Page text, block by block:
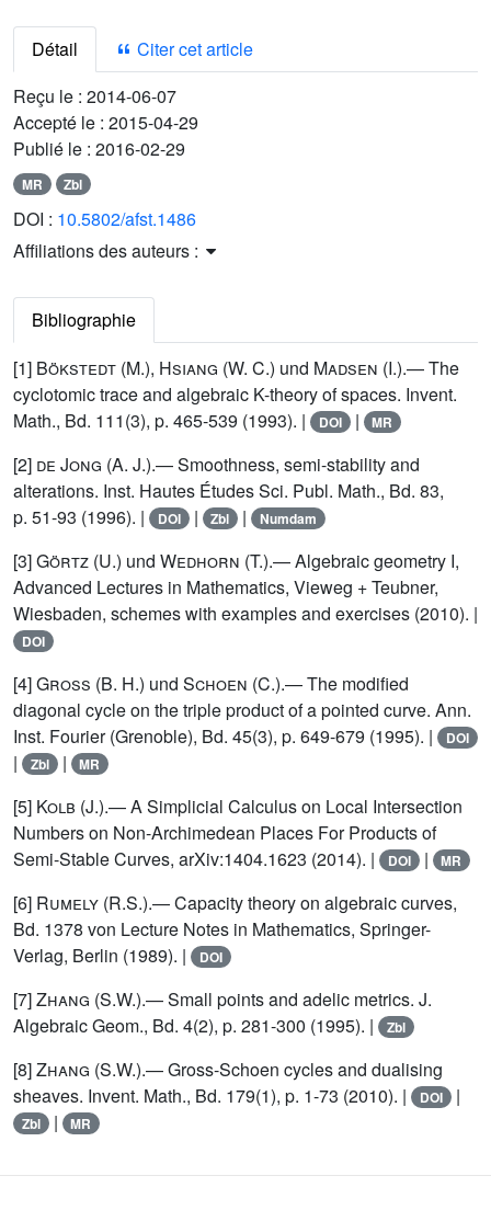
Détail
Citer cet article
Reçu le : 2014-06-07
Accepté le : 2015-04-29
Publié le : 2016-02-29
MR Zbl
DOI : 10.5802/afst.1486
Affiliations des auteurs :
Bibliographie
[1] Bökstedt (M.), Hsiang (W. C.) und Madsen (I.).— The
cyclotomic trace and algebraic K-theory of spaces. Invent.
Math., Bd. 111(3), p. 465-539 (1993). |
DOI | MR
[2] de Jong (A. J.).— Smoothness, semi-stability and
alterations. Inst. Hautes Études Sci. Publ. Math., Bd. 83,
p. 51-93 (1996). |
DOI | Zbl | Numdam
[3]Görtz (U.) und Wedhorn (T.).— Algebraic geometry I,
Advanced Lectures in Mathematics, Vieweg + Teubner,
Wiesbaden, schemes with examples and exercises (2010). |
DOI
[4]Gross (B. H.) und Schoen (C.).— The modified
diagonal cycle on the triple product of a pointed curve. Ann.
Inst. Fourier (Grenoble), Bd. 45(3), p. 649-679 (1995). |
DOI
| Zbl | MR
[5] Kolb (J.).— A Simplicial Calculus on Local Intersection
Numbers on Non-Archimedean Places For Products of
Semi-Stable Curves, arXiv:1404.1623 (2014). |
DOI | MR
[6] Rumely (R.S.).— Capacity theory on algebraic curves,
Bd. 1378 von Lecture Notes in Mathematics, Springer-
Verlag, Berlin (1989). |
DOI
[7]Zhang (S.W.).— Small points and adelic metrics. J.
Algebraic Geom., Bd. 4(2), p. 281-300 (1995). |
Zbl
[8]Zhang (S.W.).— Gross-Schoen cycles and dualising
sheaves. Invent. Math., Bd. 179(1), p. 1-73 (2010). |
DOI |
Zbl | MR